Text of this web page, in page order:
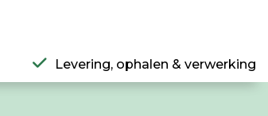
Levering, ophalen & verwerking